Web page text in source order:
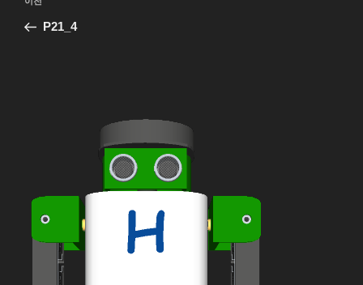
색
전
P21_4